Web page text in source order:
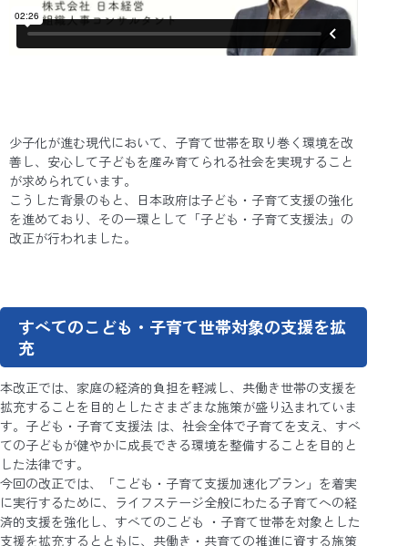
少子化が進む現代において、子育て世帯を取り巻く環境を改
善し、安心して子どもを産み育てられる社会を実現すること
が求められています。
こうした背景のもと、日本政府は子ども・子育て支援の強化
を進めており、その一環として「子ども・子育て支援法」の
改正が行われました。
すべてのこども・子育て世帯対象の支援を拡
充
本改正では、家庭の経済的負担を軽減し、共働き世帯の支援を
拡充することを目的としたさまざまな施策が盛り込まれていま
す。子ども・子育て支援法 は、社会全体で子育てを支え、すべ
ての子どもが健やかに成長できる環境を整備することを目的と
した法律です。
今回の改正では、「こども・子育て支援加速化プラン」を着実
に実行するために、ライフステージ全般にわたる子育てへの経
済的支援を強化し、すべてのこども ・子育て世帯を対象とした
支援を拡充するとともに、共働き・共育ての推進に資する施策